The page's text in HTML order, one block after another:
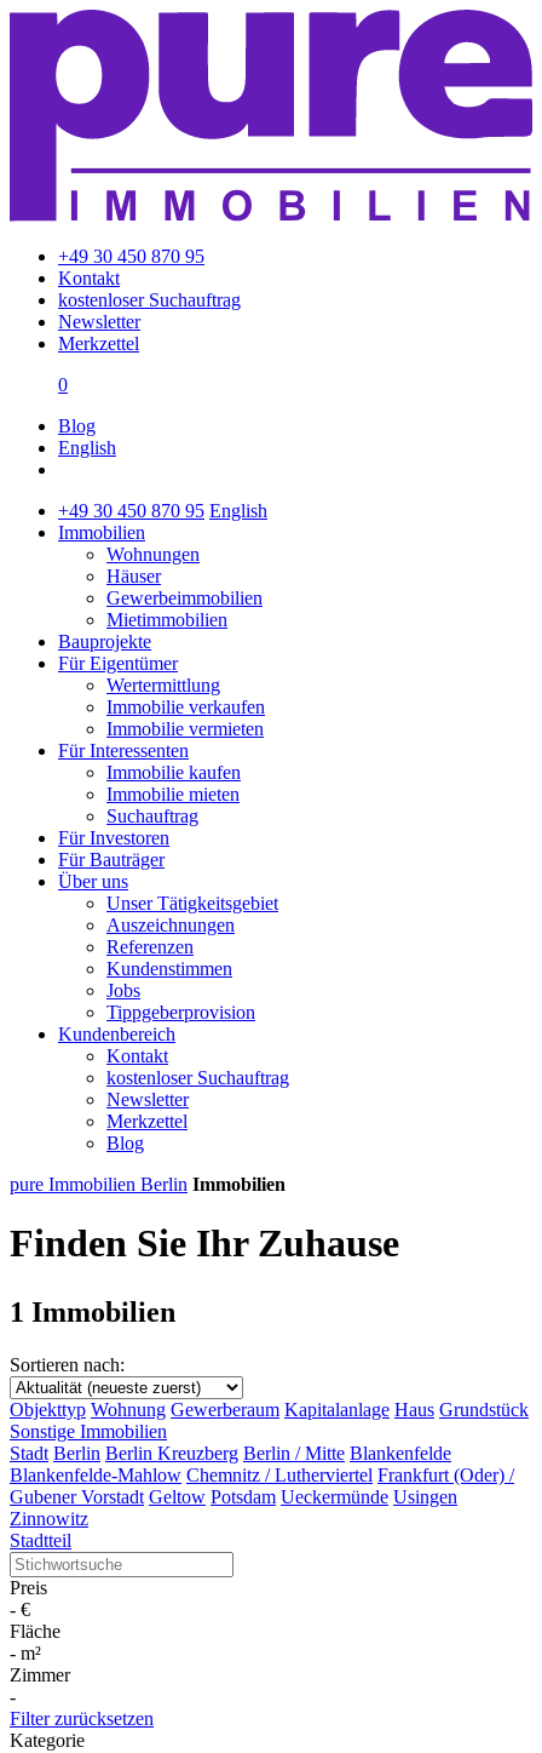
+49 30 450 870 95
Kontakt
kostenloser Suchauftrag
Newsletter
Merkzettel
0
Blog
English
+49 30 450 870 95 English
Immobilien
Wohnungen
Häuser
Gewerbeimmobilien
Mietimmobilien
Bauprojekte
Für Eigentümer
Wertermittlung
Immobilie verkaufen
Immobilie vermieten
Für Interessenten
Immobilie kaufen
Immobilie mieten
Suchauftrag
Für Investoren
Für Bauträger
Über uns
Unser Tätigkeitsgebiet
Auszeichnungen
Referenzen
Kundenstimmen
Jobs
Tippgeberprovision
Kundenbereich
Kontakt
kostenloser Suchauftrag
Newsletter
Merkzettel
Blog
pure Immobilien Berlin Immobilien
Finden Sie Ihr Zuhause
1 Immobilien
Sortieren nach:
Objekttyp Wohnung Gewerberaum Kapitalanlage Haus Grundstück
Sonstige Immobilien
Stadt Berlin Berlin Kreuzberg Berlin / Mitte Blankenfelde
Blankenfelde-Mahlow Chemnitz / Lutherviertel Frankfurt (Oder) /
Gubener Vorstadt Geltow Potsdam Ueckermünde Usingen
Zinnowitz
Stadtteil
Preis
- €
Fläche
- m²
Zimmer
-
Filter zurücksetzen
Kategorie